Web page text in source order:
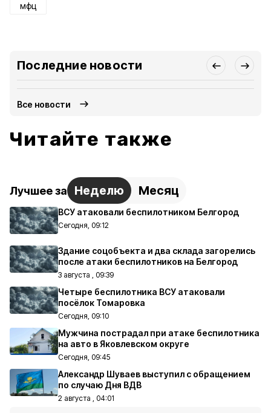
мфц
Последние новости
Все новости
Читайте также
Лучшее за Неделю Месяц
ВСУ атаковали беспилотником Белгород
Сегодня, 09:12
Здание соцобъекта и два склада загорелись
после атаки беспилотников на Белгород
3 августа , 09:39
Четыре беспилотника ВСУ атаковали
посёлок Томаровка
Сегодня, 09:10
Мужчина пострадал при атаке беспилотника
на авто в Яковлевском округе
Сегодня, 09:45
Александр Шуваев выступил с обращением
по случаю Дня ВДВ
2 августа , 04:01